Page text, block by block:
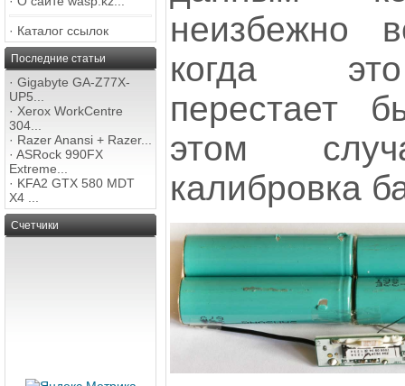
· Каталог ссылок
Последние статьи
· Gigabyte GA-Z77X-
UP5...
· Xerox WorkCentre
304...
· Razer Anansi + Razer...
· ASRock 990FX
Extreme...
· KFA2 GTX 580 MDT
X4 ...
Счетчики
неизбежно
когда это
перестает
этом
калибровка